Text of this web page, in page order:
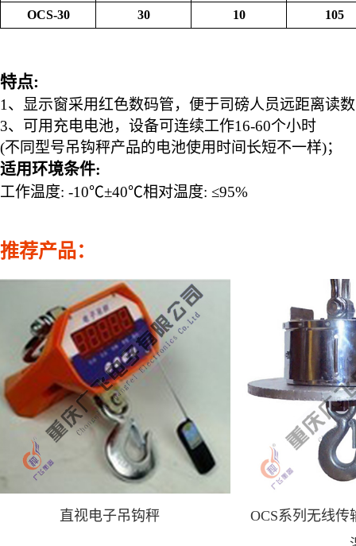
OCS-30
30 10 105
特点:
1、显示窗采用红色数码管，便于司磅人员远距离读
3、可用充电电池，设备可连续工作16-60个小时
(不同型号吊钩秤产品的电池使用时间长短不一样)；
适用环境条件:
工作温度: -10℃±40℃相对温度: ≤95%
推荐产品：
直视电子吊钩秤
OCS系列无线